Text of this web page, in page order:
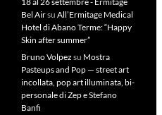
Bel Airsu All’Ermitage Medical
Hotel di Abano Terme: “Happy
Skin after summer”
Bruno Volpez su Mostra
Pasteups and Pop — street art
incollata, pop art illuminata, bi-
personale di Zep e Stefano
Banfi